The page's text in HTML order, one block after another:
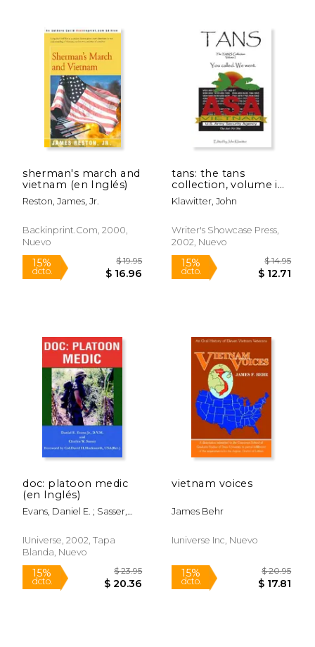
sherman's march and
vietnam (en Inglés)
Reston, James, Jr.
Backinprint.com, 2000,
Nuevo
$ 16.96
tans: the tans
collection, volume i
(en Inglés)
Klawitter, John
Writer's Showcase Press,
2002, Nuevo
doc: platoon medic
(en Inglés)
Evans, Daniel E. ; Sasser,
IUniverse, 2002, Tapa
Blanda, Nuevo
vietnam voices
James Behr
Iuniverse Inc, Nuevo